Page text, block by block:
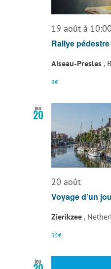
19 août à 10:00
Rallye
Aiseau-Presles ,
8€
jeu
20
20 août
Voyage d’un
Zierikzee ,
35€
jeu